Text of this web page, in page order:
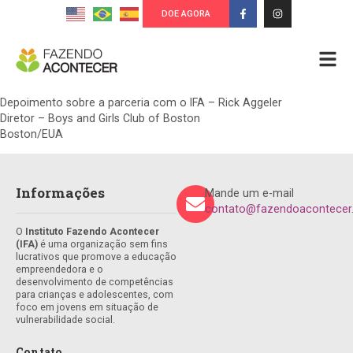
DOE AGORA
Depoimento sobre a parceria com o IFA – Rick Aggeler
Diretor – Boys and Girls Club of Boston
Boston/EUA
Informações
O Instituto Fazendo Acontecer
(IFA) é uma organização sem fins
lucrativos que promove a educação
empreendedora e o
desenvolvimento de competências
para crianças e adolescentes, com
foco em jovens em situação de
vulnerabilidade social.
Mande um e-mail